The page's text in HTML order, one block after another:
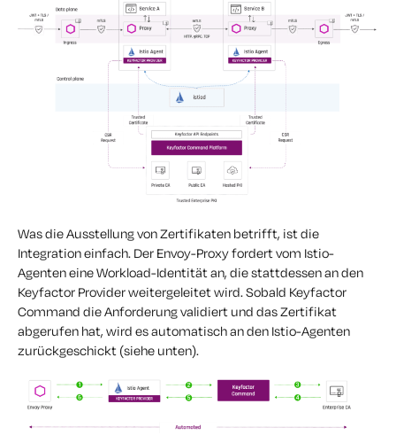
Was die Ausstellung von Zertifikaten betrifft, ist die
Integration einfach. Der Envoy-Proxy fordert vom Istio-
Agenten eine Workload-Identität an, die stattdessen an den
Keyfactor Provider weitergeleitet wird. Sobald Keyfactor
Command die Anforderung validiert und das Zertifikat
abgerufen hat, wird es automatisch an den Istio-Agenten
zurückgeschickt (siehe unten).